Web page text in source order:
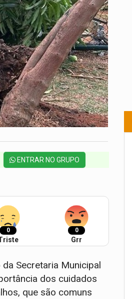
ENTRAR NO GRUPO
0 0
Grr
Secretaria Municipal
dos cuidados
que são comuns